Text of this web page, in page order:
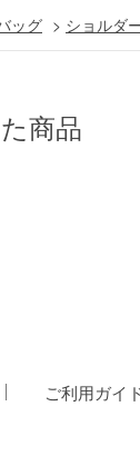
ッグ > ショルダ
商品
ご利用ガイ